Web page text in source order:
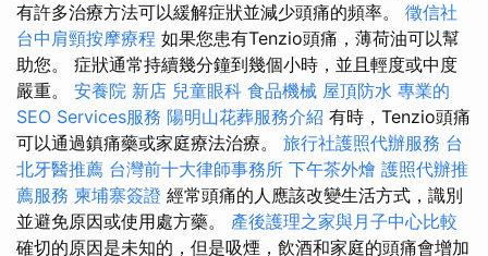
有許多治療方法可以緩解症狀並減少頭痛的頻率。 徵信社
台中肩頸按摩療程 如果您患有Tenzio頭痛，薄荷油可以幫
助您。 症狀通常持續幾分鐘到幾個小時，並且輕度或中度
嚴重。 安養院 新店 兒童眼科 食品機械 屋頂防水 專業的
SEO Services服務 陽明山花葬服務介紹 有時，Tenzio頭痛
可以通過鎮痛藥或家庭療法治療。 旅行社護照代辦服務 台
北牙醫推薦 台灣前十大律師事務所 下午茶外燴 護照代辦推
薦服務 柬埔寨簽證 經常頭痛的人應該改變生活方式，識別
並避免原因或使用處方藥。 產後護理之家與月子中心比較
確切的原因是未知的，但是吸煙，飲酒和家庭的頭痛會增加